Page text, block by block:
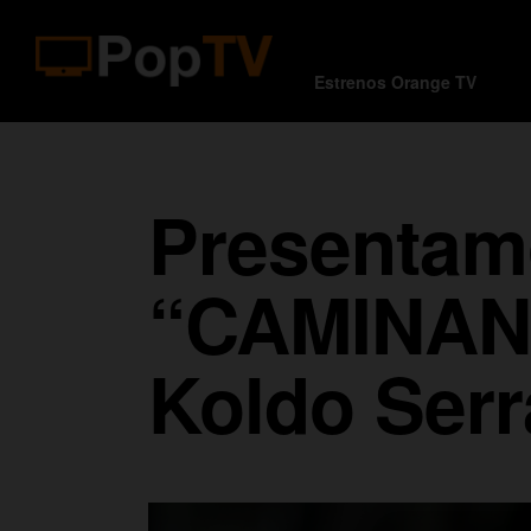
Estrenos Orange TV
Koldo